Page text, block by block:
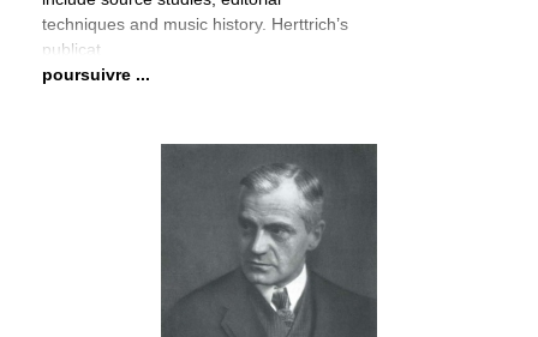
techniques and music history. Herttrich’s
publicat
poursuivre ...